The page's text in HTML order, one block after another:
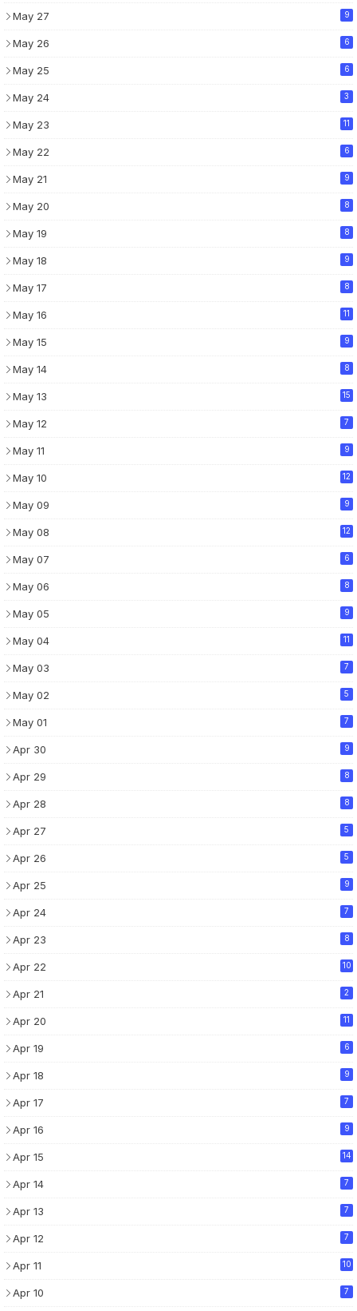
May 27 9
May 26 6
May 25 6
May 24 3
May 23 11
May 22 6
May 21 9
May 20 8
May 19 8
May 18 9
May 17 8
May 16 11
May 15 9
May 14 8
May 13 15
May 12 7
May 11 9
May 10 12
May 09 9
May 08 12
May 07 6
May 06 8
May 05 9
May 04 11
May 03 7
May 02 5
May 01 7
Apr 30 9
Apr 29 8
Apr 28 8
Apr 27 5
Apr 26 5
Apr 25 9
Apr 24 7
Apr 23 8
Apr 22 10
Apr 21 2
Apr 20 11
Apr 19 6
Apr 18 9
Apr 17 7
Apr 16 9
Apr 15 14
Apr 14 7
Apr 13 7
Apr 12 7
Apr 11 10
Apr 10 7